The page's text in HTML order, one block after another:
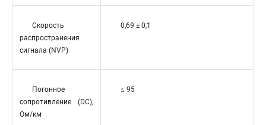
Скорость
распространения
сигнала (NVP)
0,69 ± 0,1
Погонное
сопротивление (DC),
Ом/км
≤ 95